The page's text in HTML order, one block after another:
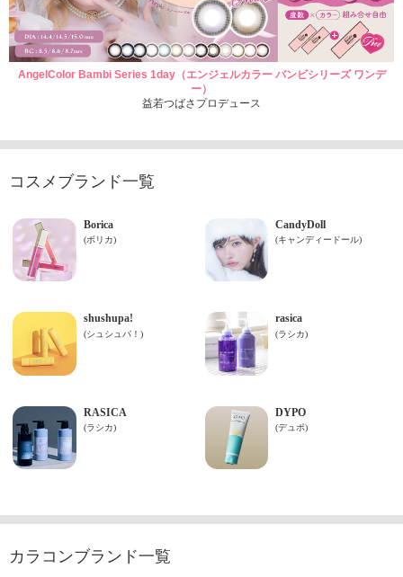
AngelColor Bambi Series 1day（エンジェルカラー バンビシリーズ ワンデ
ー）
益若つばさプロデュース
コスメブランド一覧
カラコンブランド一覧